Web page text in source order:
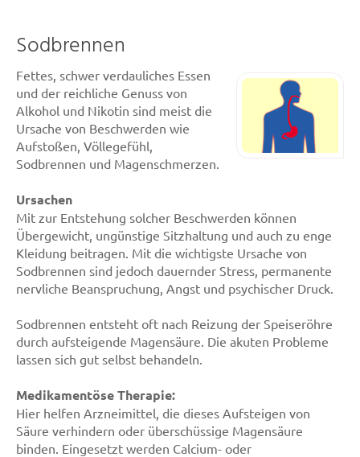
Sodbrennen
Fettes, schwer verdauliches Essen
und der reichliche Genuss von
Alkohol und Nikotin sind meist die
Ursache von Beschwerden wie
Aufstoßen, Völlegefühl,
Sodbrennen und Magenschmerzen.
Ursachen
Mit zur Entstehung solcher Beschwerden können
Übergewicht, ungünstige Sitzhaltung und auch zu enge
Kleidung beitragen. Mit die wichtigste Ursache von
Sodbrennen sind jedoch dauernder Stress, permanente
nervliche Beanspruchung, Angst und psychischer Druck.
Sodbrennen entsteht oft nach Reizung der Speiseröhre
durch aufsteigende Magensäure. Die akuten Probleme
lassen sich gut selbst behandeln.
Medikamentöse Therapie:
Hier helfen Arzneimittel, die dieses Aufsteigen von
Säure verhindern oder überschüssige Magensäure
binden. Eingesetzt werden Calcium- oder